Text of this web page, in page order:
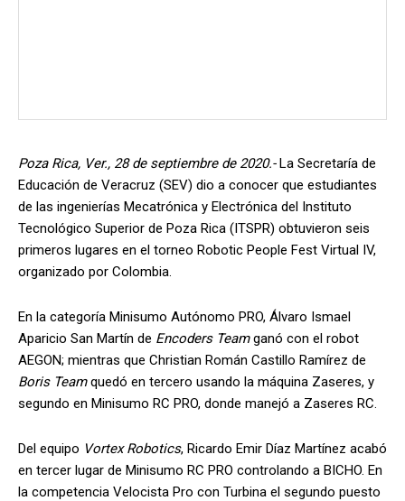
Poza Rica, Ver., 28 de septiembre de 2020.-La Secretaría de
Educación de Veracruz (SEV) dio a conocer que estudiantes
de las ingenierías Mecatrónica y Electrónica del Instituto
Tecnológico Superior de Poza Rica (ITSPR) obtuvieron seis
primeros lugares en el torneo Robotic People Fest Virtual IV,
organizado por Colombia.
En la categoría Minisumo Autónomo PRO, Álvaro Ismael
Aparicio San Martín de Encoders Teamganó con el robot
AEGON; mientras que Christian Román Castillo Ramírez de
Boris Teamquedó en tercero usando la máquina Zaseres, y
segundo en Minisumo RC PRO, donde manejó a Zaseres RC.
Del equipo Vortex Robotics, Ricardo Emir Díaz Martínez acabó
en tercer lugar de Minisumo RC PRO controlando a BICHO. En
la competencia Velocista Pro con Turbina el segundo puesto